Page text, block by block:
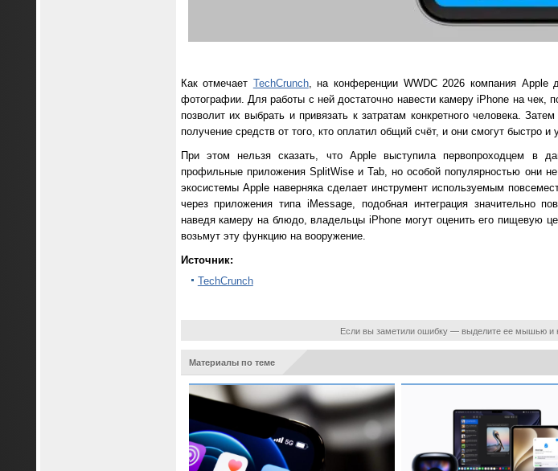
Как отмечает TechCrunch, на конференции WWDC 2026 компания Apple
фотографии. Для работы с ней достаточно навести камеру iPhone на чек,
позволит их выбрать и привязать к затратам конкретного человека.
получение средств от того, кто оплатил общий счёт, и они смогут быстро и
При этом нельзя сказать, что Apple выступила первопроходцем в
профильные приложения SplitWise и Tab, но особой популярностью они
экосистемы Apple наверняка сделает инструмент используемым
через приложения типа iMessage, подобная интеграция значительно
наведя камеру на блюдо, владельцы iPhone могут оценить его пищевую
возьмут эту функцию на вооружение.
Источник:
TechCrunch
Если вы заметили ошибку — выделите ее мышью и
Материалы по теме